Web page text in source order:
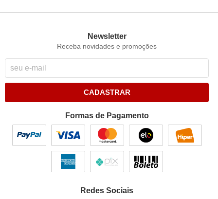
Newsletter
Receba novidades e promoções
CADASTRAR
Formas de Pagamento
Redes Sociais